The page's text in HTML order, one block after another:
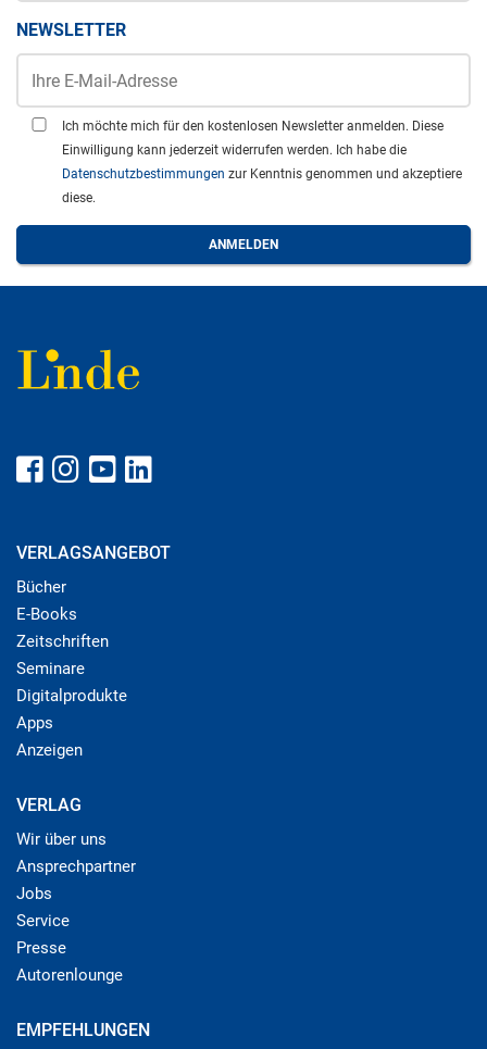
NEWSLETTER
Ich möchte mich für den kostenlosen Newsletter anmelden. Diese
Einwilligung kann jederzeit widerrufen werden. Ich habe die
Datenschutzbestimmungen zur Kenntnis genommen und akzeptiere
diese.
VERLAGSANGEBOT
Bücher
E-Books
Zeitschriften
Seminare
Digitalprodukte
Apps
Anzeigen
VERLAG
Wir über uns
Ansprechpartner
Jobs
Service
Presse
Autorenlounge
EMPFEHLUNGEN